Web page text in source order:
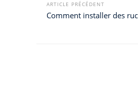
ARTICLE PRÉCÉDENT
Comment installer des